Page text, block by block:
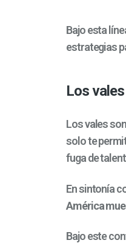
Bajo esta
estrategias
Los
Los vales
solo te
fuga de
En sintonía
América
Bajo este